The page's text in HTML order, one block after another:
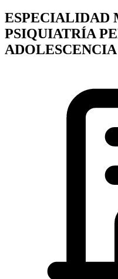
ESPECIALIDAD
PSIQUIATRÍA
ADOLESCENCIA